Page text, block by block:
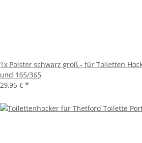
1x Polster schwarz groß - für Toiletten
und 165/365
29,95 € *